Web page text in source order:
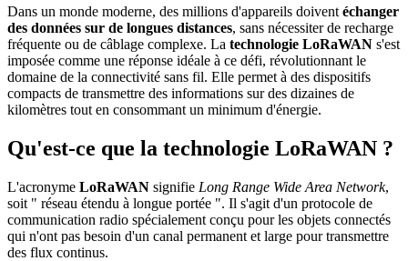
Dans un monde moderne, des millions d'appareils doivent échanger
des données sur de longues distances, sans nécessiter de recharge
fréquente ou de câblage complexe. La technologie LoRaWAN s'est
imposée comme une réponse idéale à ce défi, révolutionnant le
domaine de la connectivité sans fil. Elle permet à des dispositifs
compacts de transmettre des informations sur des dizaines de
kilomètres tout en consommant un minimum d'énergie.
Qu'est-ce que la technologie LoRaWAN ?
L'acronyme LoRaWAN signifie Long Range Wide Area Network,
soit " réseau étendu à longue portée ". Il s'agit d'un protocole de
communication radio spécialement conçu pour les objets connectés
qui n'ont pas besoin d'un canal permanent et large pour transmettre
des flux continus.